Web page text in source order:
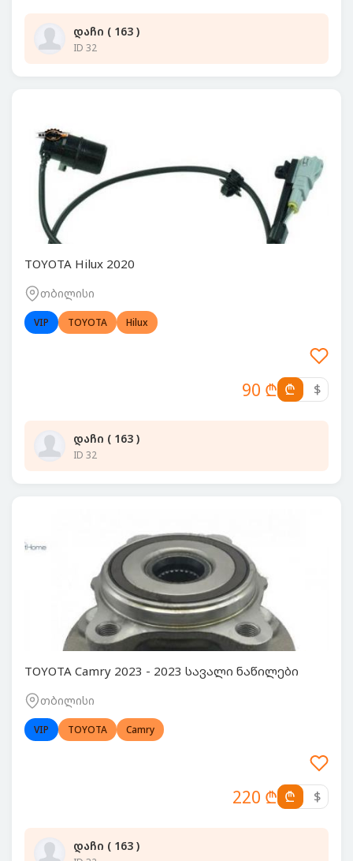
დაჩი ( 163 )
ID 32
TOYOTA Hilux 2020
თბილისი
VIP TOYOTA Hilux
90 ₾ ₾ $
დაჩი ( 163 )
ID 32
TOYOTA Camry 2023 - 2023 სავალი ნაწილები
თბილისი
VIP TOYOTA Camry
220 ₾ ₾ $
დაჩი ( 163 )